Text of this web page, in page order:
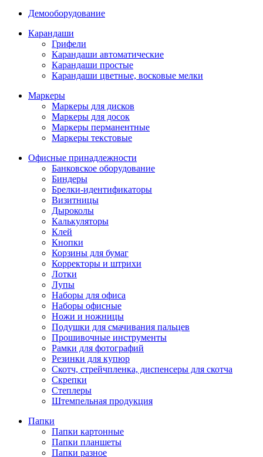
Демооборудование
Карандаши
Грифели
Карандаши автоматические
Карандаши простые
Карандаши цветные, восковые мелки
Маркеры
Маркеры для дисков
Маркеры для досок
Маркеры перманентные
Маркеры текстовые
Офисные принадлежности
Банковское оборудование
Биндеры
Брелки-идентификаторы
Визитницы
Дыроколы
Калькуляторы
Клей
Кнопки
Корзины для бумаг
Корректоры и штрихи
Лотки
Лупы
Наборы для офиса
Наборы офисные
Ножи и ножницы
Подушки для смачивания пальцев
Прошивочные инструменты
Рамки для фотографий
Резинки для купюр
Скотч, стрейчпленка, диспенсеры для скотча
Скрепки
Степлеры
Штемпельная продукция
Папки
Папки картонные
Папки планшеты
Папки разное